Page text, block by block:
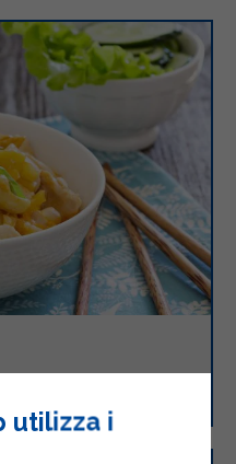
utilizza i